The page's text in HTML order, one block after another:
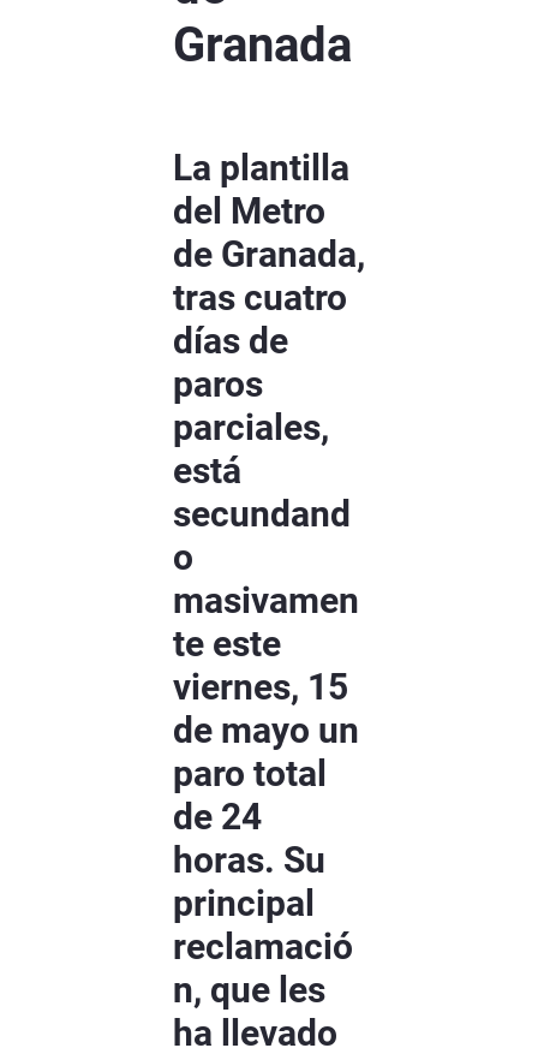
Granada
La plantilla
del Metro
de Granada,
tras cuatro
días de
paros
parciales,
está
secundand
o
masivamen
te este
viernes, 15
de mayo un
paro total
de 24
horas. Su
principal
reclamació
n, que les
ha llevado